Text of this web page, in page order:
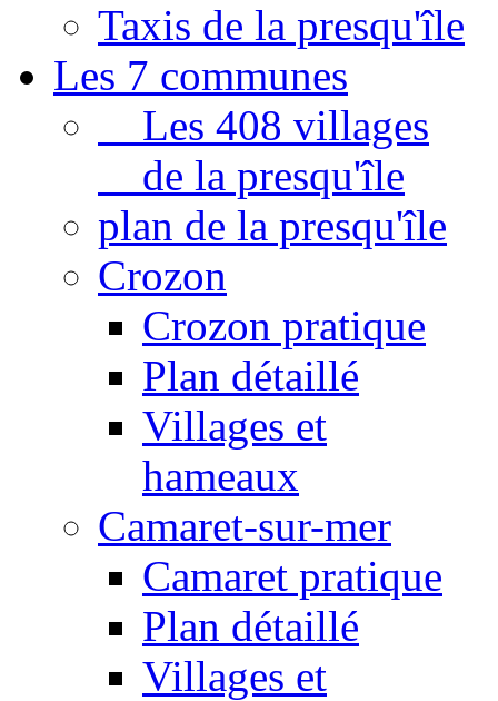
Taxis de la presqu'île
Les 7 communes
Les 408 villages
de la presqu'île
plan de la presqu'île
Crozon
Crozon pratique
Plan détaillé
Villages et
hameaux
Camaret-sur-mer
Camaret pratique
Plan détaillé
Villages et